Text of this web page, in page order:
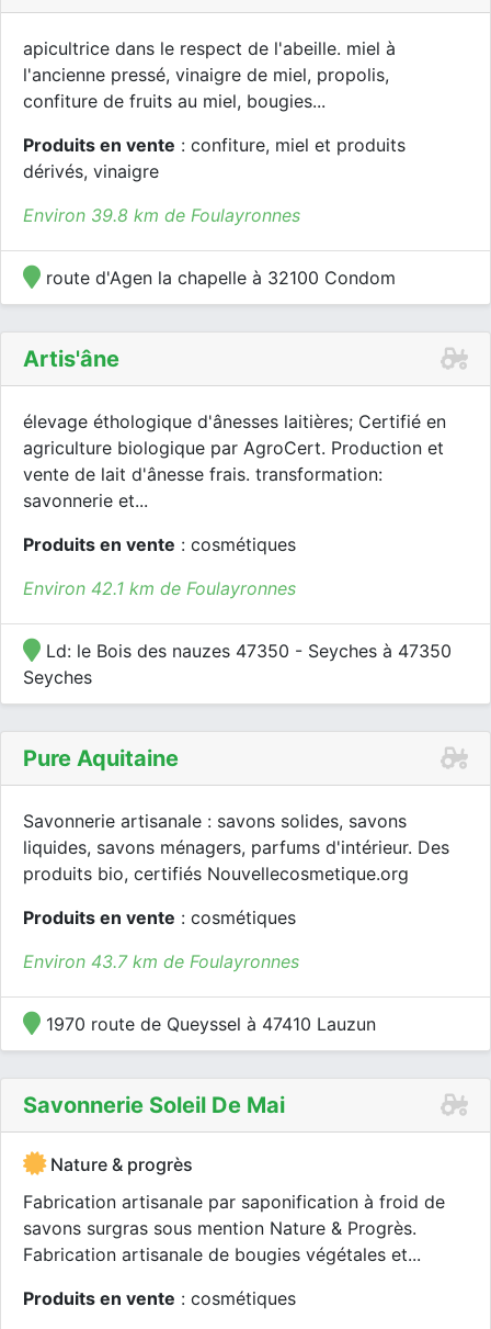
apicultrice dans le respect de l'abeille. miel à
l'ancienne pressé, vinaigre de miel, propolis,
confiture de fruits au miel, bougies...
Produits en vente : confiture, miel et produits
dérivés, vinaigre
Environ 39.8 km de Foulayronnes
route d'Agen la chapelle à 32100 Condom
Artis'âne
élevage éthologique d'ânesses laitières; Certifié en
agriculture biologique par AgroCert. Production et
vente de lait d'ânesse frais. transformation:
savonnerie et...
Produits en vente : cosmétiques
Environ 42.1 km de Foulayronnes
Ld: le Bois des nauzes 47350 - Seyches à 47350
Seyches
Pure Aquitaine
Savonnerie artisanale : savons solides, savons
liquides, savons ménagers, parfums d'intérieur. Des
produits bio, certifiés Nouvellecosmetique.org
Produits en vente : cosmétiques
Environ 43.7 km de Foulayronnes
1970 route de Queyssel à 47410 Lauzun
Savonnerie Soleil De Mai
Nature & progrès
Fabrication artisanale par saponification à froid de
savons surgras sous mention Nature & Progrès.
Fabrication artisanale de bougies végétales et...
Produits en vente : cosmétiques